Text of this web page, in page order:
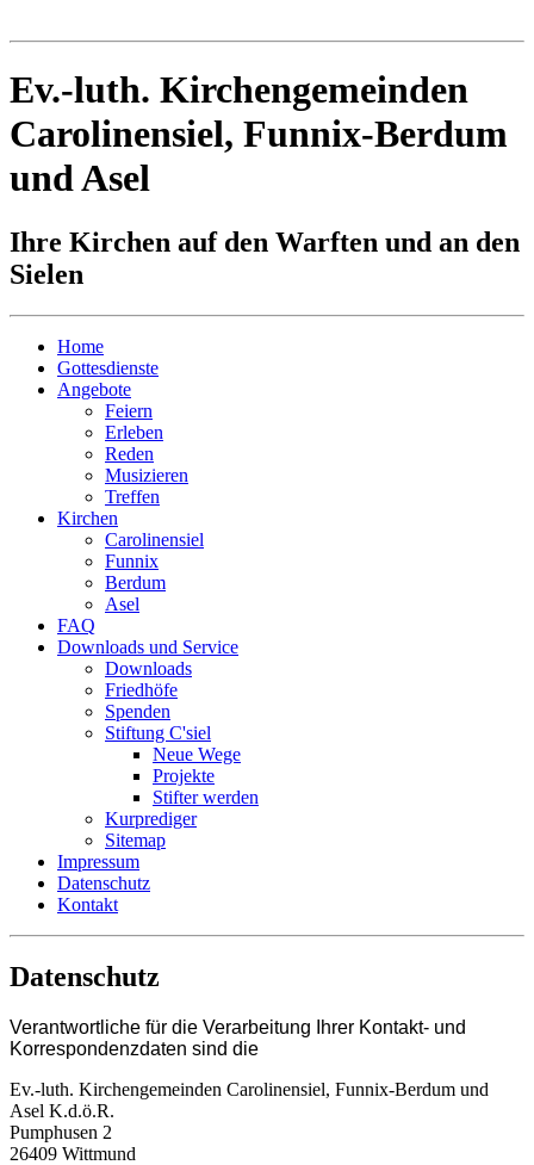
Ev.-luth. Kirchengemeinden
Carolinensiel, Funnix-Berdum
und Asel
Ihre Kirchen auf den Warften und an den
Sielen
Home
Gottesdienste
Angebote
Feiern
Erleben
Reden
Musizieren
Treffen
Kirchen
Carolinensiel
Funnix
Berdum
Asel
FAQ
Downloads und Service
Downloads
Friedhöfe
Spenden
Stiftung C'siel
Neue Wege
Projekte
Stifter werden
Kurprediger
Sitemap
Impressum
Datenschutz
Kontakt
Datenschutz
Verantwortliche für die Verarbeitung Ihrer Kontakt- und
Korrespondenzdaten sind die
Ev.-luth. Kirchengemeinden Carolinensiel, Funnix-Berdum und
Asel K.d.ö.R.
Pumphusen 2
26409 Wittmund